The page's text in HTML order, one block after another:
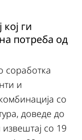
ги
потреба од
соработка
и
со
доведе до
со 19